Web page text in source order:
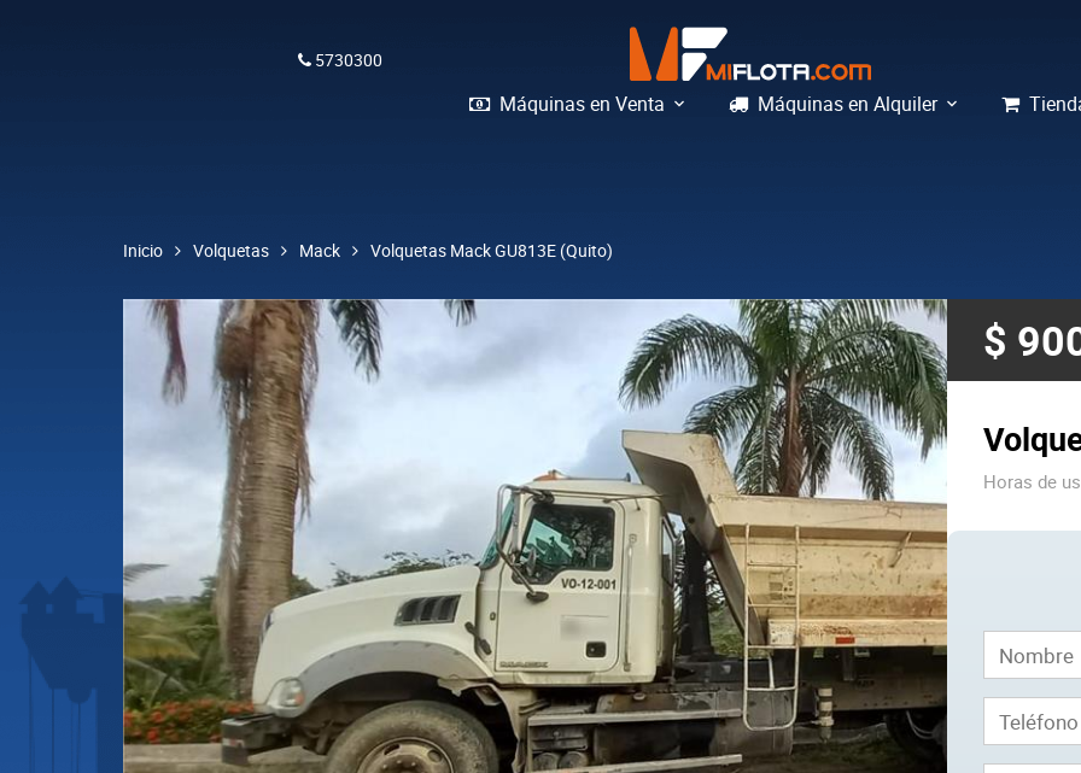
5730300
Máquinas en Venta Máquinas en Alquiler
Inicio Volquetas Mack Volquetas Mack GU813E (Quito)
$
Horas de